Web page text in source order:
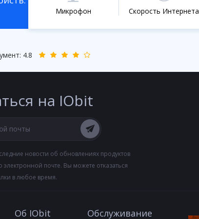
Микрофон Скорость Интернета
4.8
на IObit
новости об обновлениях продуктов
почте. Вы можете отказаться
в любое время.
Об IObit Обслуживание